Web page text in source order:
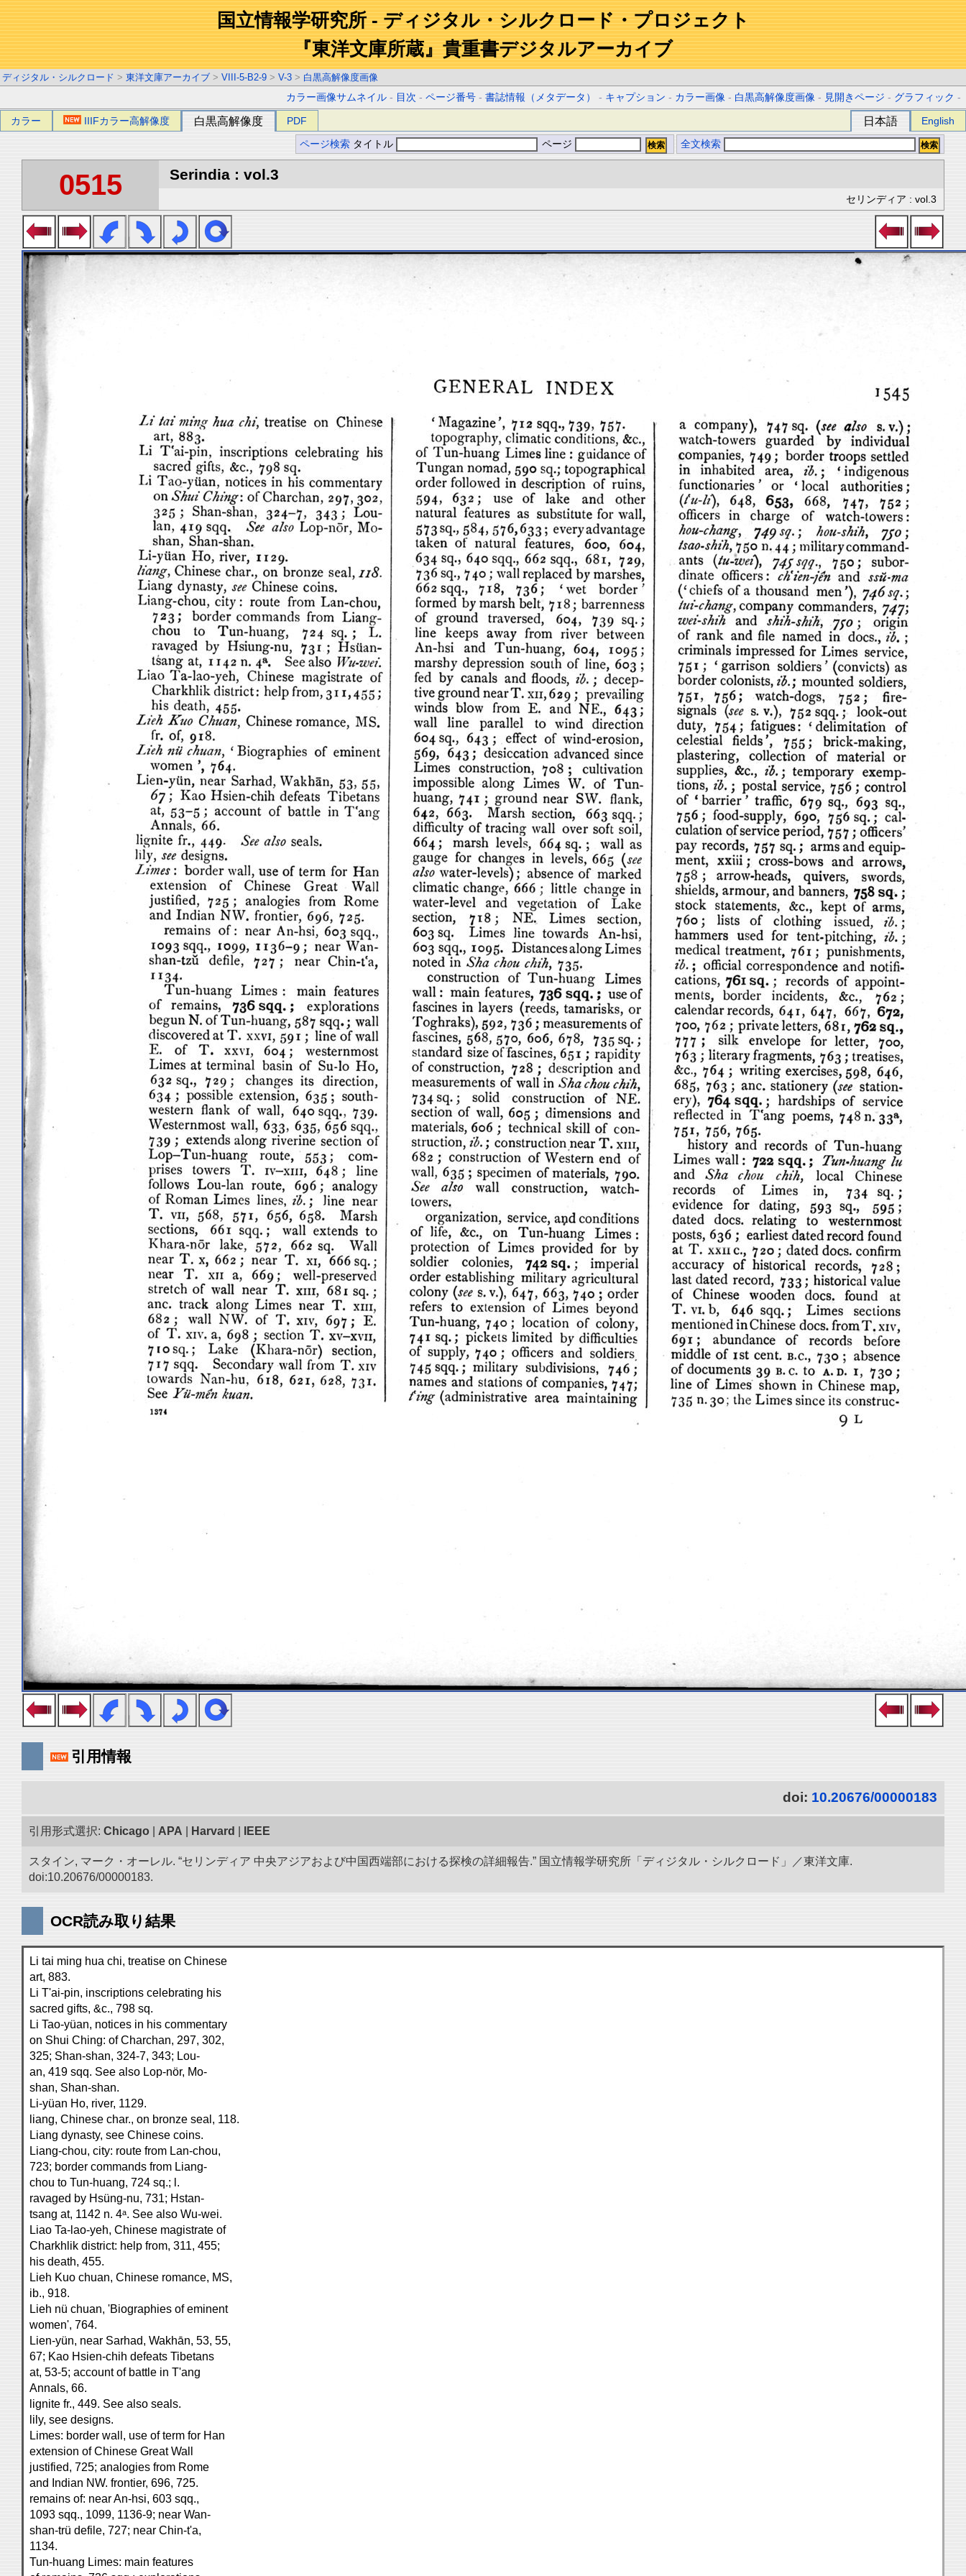
国立情報学研究所 - ディジタル・シルクロード・プロジェクト
『東洋文庫所蔵』貴重書デジタルアーカイブ
ディジタル・シルクロード > 東洋文庫アーカイブ > VIII-5-B2-9 > V-3 > 白黒高解像度画像
カラー画像サムネイル - 目次 -ページ番号 -書誌情報（メタデータ） - キャプション - カラー画像 - 白黒高解像度画像 - 見開きページ - グラフィック -
カラー IIIFカラー高解像度 白黒高解像度 PDF 日本語 English
ページ検索 タイトル ページ 全文検索
0515 Serindia : vol.3
セリンディア : vol.3
引用情報
doi: 10.20676/00000183
引用形式選択: Chicago APA Harvard IEEE
スタイン, マーク・オーレル. “セリンディア 中央アジアおよび中国西端部における探検の詳細報告.” 国立情報学研究所「ディジタル・シルクロード」／東洋文庫.
doi:10.20676/00000183.
OCR読み取り結果
Li tai ming hua chi, treatise on Chinese
art, 883.
Li T'ai-pin, inscriptions celebrating his
sacred gifts, &c., 798 sq.
Li Tao-yüan, notices in his commentary
on Shui Ching: of Charchan, 297, 302,
325; Shan-shan, 324-7, 343; Lou-
an, 419 sqq. See also Lop-nör, Mo-
shan, Shan-shan.
Li-yüan Ho, river, 1129.
liang, Chinese char., on bronze seal, 118.
Liang dynasty, see Chinese coins.
Liang-chou, city: route from Lan-chou,
723; border commands from Liang-
chou to Tun-huang, 724 sq.; l.
ravaged by Hsüng-nu, 731; Hstan-
tsang at, 1142 n. 4ᵃ. See also Wu-wei.
Liao Ta-lao-yeh, Chinese magistrate of
Charkhlik district: help from, 311, 455;
his death, 455.
Lieh Kuo chuan, Chinese romance, MS,
ib., 918.
Lieh nü chuan, 'Biographies of eminent
women', 764.
Lien-yün, near Sarhad, Wakhān, 53, 55,
67; Kao Hsien-chih defeats Tibetans
at, 53-5; account of battle in T'ang
Annals, 66.
lignite fr., 449. See also seals.
lily, see designs.
Limes: border wall, use of term for Han
extension of Chinese Great Wall
justified, 725; analogies from Rome
and Indian NW. frontier, 696, 725.
remains of: near An-hsi, 603 sqq.,
1093 sqq., 1099, 1136-9; near Wan-
shan-trü defile, 727; near Chin-t'a,
1134.
Tun-huang Limes: main features